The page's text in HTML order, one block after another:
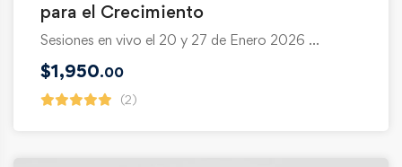
para el Crecimiento
Sesiones en vivo el 20 y 27 de Enero 2026 …
$1,950.00
(2)